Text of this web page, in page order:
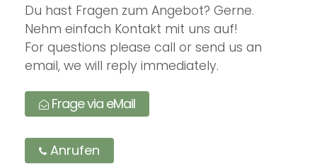
Du hast Fragen zum Angebot? Gerne.
Nehm einfach Kontakt mit uns auf!
For questions please call or send us an
email, we will reply immediately.
Frage via eMail
Anrufen